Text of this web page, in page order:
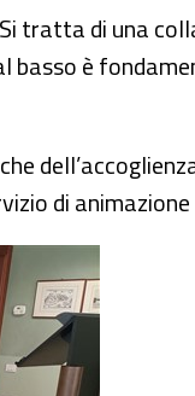
tratta di una
è
di